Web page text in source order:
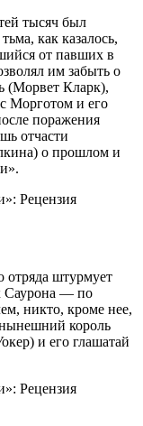
тысяч был
как казалось,
от павших в
им забыть о
(Морвет Кларк),
Морготом и его
поражения
отчасти
о прошлом и
отряда штурмует
Саурона — по
никто, кроме нее,
король
и его глашатай